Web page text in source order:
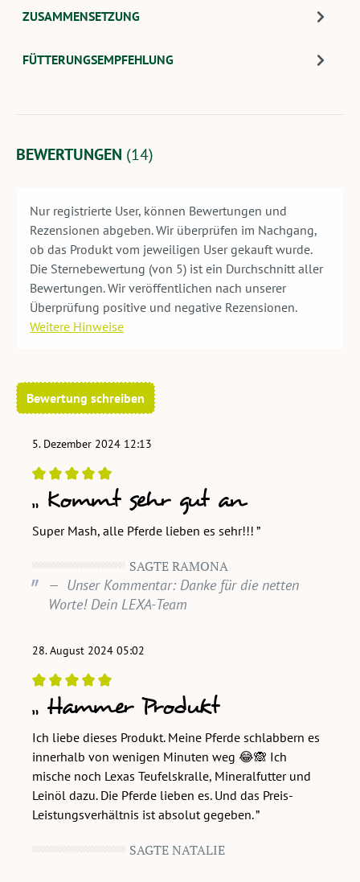
ZUSAMMENSETZUNG
FÜTTERUNGSEMPFEHLUNG
BEWERTUNGEN (14)
Nur registrierte User, können Bewertungen und
Rezensionen abgeben. Wir überprüfen im Nachgang,
ob das Produkt vom jeweiligen User gekauft wurde.
Die Sternebewertung (von 5) ist ein Durchschnitt aller
Bewertungen. Wir veröffentlichen nach unserer
Überprüfung positive und negative Rezensionen.
Weitere Hinweise
Bewertung schreiben
5. Dezember 2024 12:13
Bewertung mit 5 von 5 Sternen
Kommt sehr gut an
Super Mash, alle Pferde lieben es sehr!!!
SAGTE RAMONA
Unser Kommentar: Danke für die netten
Worte! Dein LEXA-Team
28. August 2024 05:02
Bewertung mit 5 von 5 Sternen
Hammer Produkt
Ich liebe dieses Produkt. Meine Pferde schlabbern es
innerhalb von wenigen Minuten weg 😂🙈 Ich
mische noch Lexas Teufelskralle, Mineralfutter und
Leinöl dazu. Die Pferde lieben es. Und das Preis-
Leistungsverhältnis ist absolut gegeben.
SAGTE NATALIE